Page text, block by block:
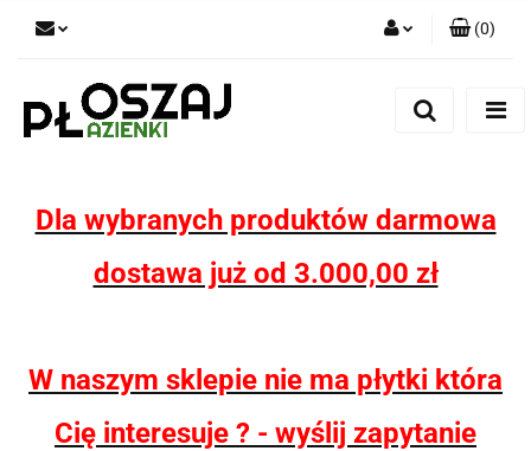
(0)
Dla wybranych produktów darmowa
dostawa już od 3.000,00 zł
W naszym sklepie nie ma płytki która
Cię interesuje ? - wyślij zapytanie